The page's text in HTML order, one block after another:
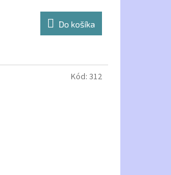
Do košíka
Kód: 312